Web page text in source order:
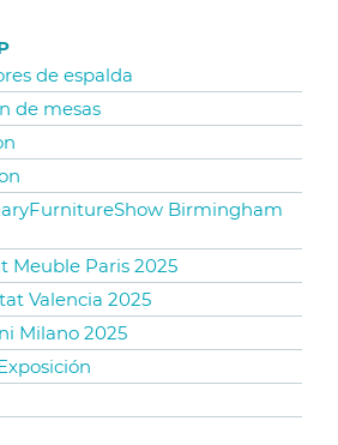
de espalda
de mesas
Birmingham
Meuble Paris 2025
Valencia 2025
Milano 2025